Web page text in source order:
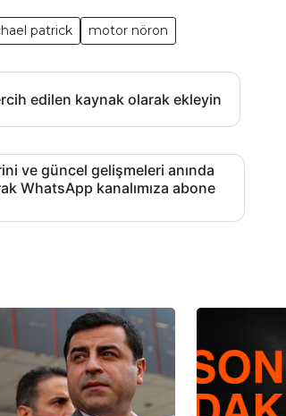
patrick motor nöron
edilen kaynak olarak ekleyin
ve güncel gelişmeleri anında
WhatsApp kanalımıza abone